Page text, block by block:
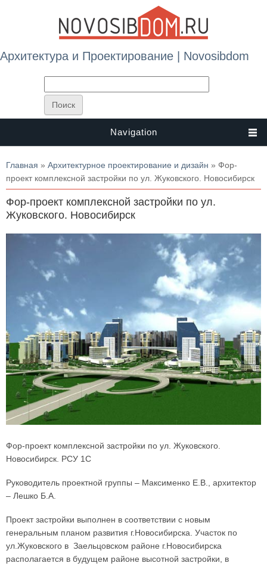
Архитектура и Проектирование | Novosibdom
Navigation
Вы здесь
Главная » Архитектурное проектирование и дизайн » Фор-
проект комплексной застройки по ул. Жуковского. Новосибирск
Фор-проект комплексной застройки по ул.
Жуковского. Новосибирск
Фор-проект комплексной застройки по ул. Жуковского.
Новосибирск. РСУ 1С
Руководитель проектной группы – Максименко Е.В., архитектор
– Лешко Б.А.
Проект застройки выполнен в соответствии с новым
генеральным планом развития г.Новосибирска. Участок по
ул.Жуковского в Заельцовском районе г.Новосибирска
располагается в будущем районе высотной застройки, в